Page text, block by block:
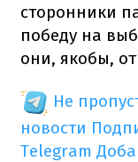
сторонники
победу на
они, якобы,
Не
новости
Telegram